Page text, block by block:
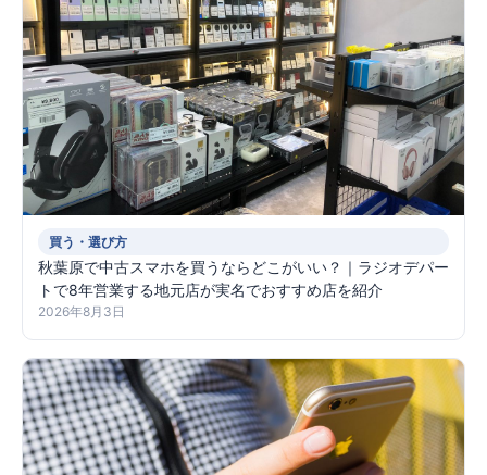
買う・選び方
秋葉原で中古スマホを買うならどこがいい？｜ラジオデパー
トで8年営業する地元店が実名でおすすめ店を紹介
2026年8月3日